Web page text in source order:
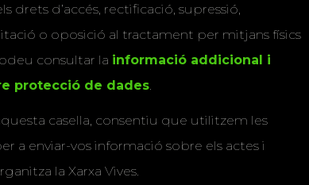
drets d’accés, rectificació, supressió,
o oposició al tractament per mitjans físics
consultar la informació addicional i
protecció de dades
casella, consentiu que utilitzem les
a enviar-vos informació sobre els actes i
la Xarxa Vives.